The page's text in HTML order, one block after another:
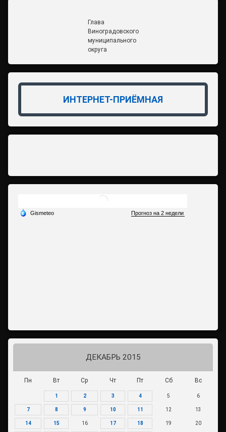
Глава
Виноградовского
муниципального
округа
ИНТЕРНЕТ-ПРИЁМНАЯ
ДЕКАБРЬ 2015
Пн Вт Ср Чт Пт Сб Вс
1 2 3 4 5 6
7 8 9 10 11 12 13
14 15 16 17 18 19 20